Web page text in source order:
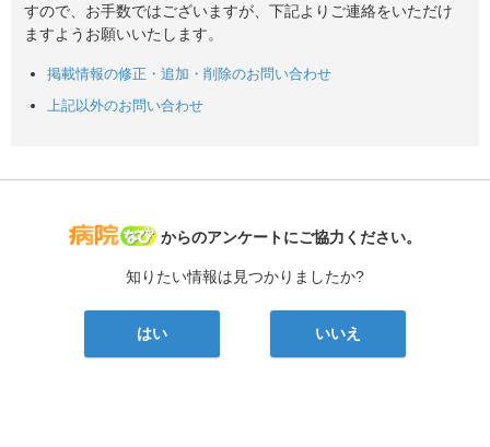
すので、お手数ではございますが、下記よりご連絡をいただけ
ますようお願いいたします。
掲載情報の修正・追加・削除のお問い合わせ
上記以外のお問い合わせ
病院なび
からのアンケートにご協力ください。
知りたい情報は見つかりましたか?
はい いいえ